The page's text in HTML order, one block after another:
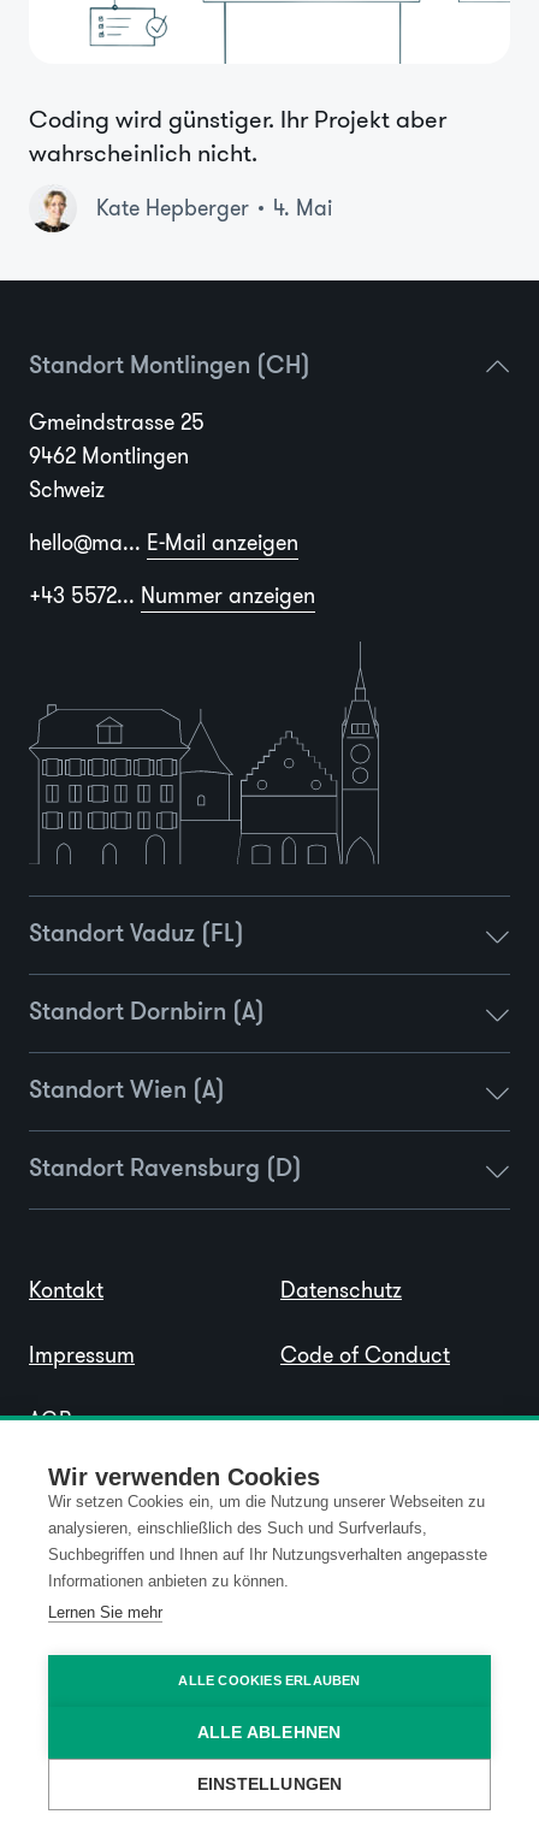
Wir verwenden Cookies
Wir setzen Cookies ein, um die Nutzung unserer Webseiten zu
analysieren, einschließlich des Such und Surfverlaufs,
Suchbegriffen und Ihnen auf Ihr Nutzungsverhalten angepasste
Informationen anbieten zu können.
Lernen Sie mehr
ALLE COOKIES ERLAUBEN
ALLE ABLEHNEN
EINSTELLUNGEN
Coding wird günstiger. Ihr Projekt aber
wahrscheinlich nicht.
Kate Hepberger 4. Mai
Standort Montlingen (CH)
Gmeindstrasse 25
9462 Montlingen
Schweiz
hello@ma... E-Mail anzeigen
+43 5572... Nummer anzeigen
Standort Vaduz (FL)
Standort Dornbirn (A)
Standort Wien (A)
Standort Ravensburg (D)
Kontakt
Impressum
AGB
Datenschutz
Code of Conduct